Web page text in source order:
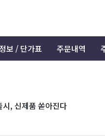
보 / 단가표 주문내역
, 신제품 쏟아진다